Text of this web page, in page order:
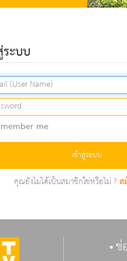
ระบบ
me
เข้าสู่ระบบ
คุณยังไม่ได้เป็นสมาชิกใช่หรือไม่ ?ส
ช่